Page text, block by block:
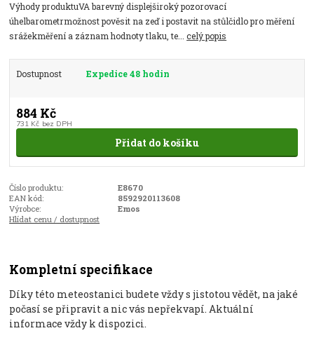
Výhody produktuVA barevný displejširoký pozorovací
úhelbarometrmožnost pověsit na zeď i postavit na stůlčidlo pro měření
srážekměření a záznam hodnoty tlaku, te...celý popis
Dostupnost Expedice 48 hodin
884 Kč
731 Kč bez DPH
Přidat do košíku
Číslo produktu:
E8670
EAN kód:
8592920113608
Výrobce:
Emos
Hlídat cenu / dostupnost
Kompletní specifikace
Díky této meteostanici budete vždy s jistotou vědět, na jaké
počasí se připravit a nic vás nepřekvapí. Aktuální
informace vždy k dispozici.